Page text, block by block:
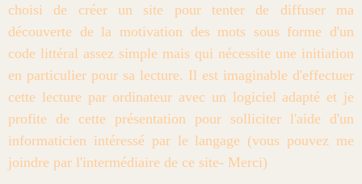
choisi de créer un site pour tenter de diffuser ma
découverte de la motivation des mots sous forme d'un
code littéral assez simple mais qui nécessite une initiation
en particulier pour sa lecture. Il est imaginable d'effectuer
cette lecture par ordinateur avec un logiciel adapté et je
profite de cette présentation pour solliciter l'aide d'un
informaticien intéressé par le langage (vous pouvez me
joindre par l'intermédiaire de ce site- Merci)